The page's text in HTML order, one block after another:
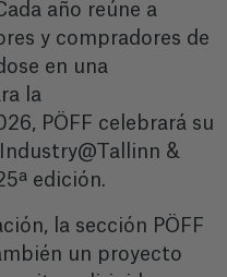
año reúne a
y compradores de
en una
la
PÖFF celebrará su
&
edición.
la sección PÖFF
un proyecto